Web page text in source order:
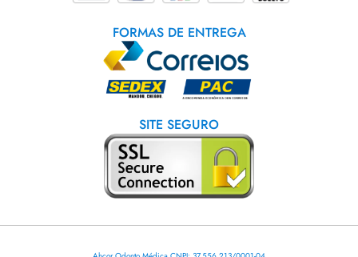
FORMAS DE ENTREGA
SITE SEGURO